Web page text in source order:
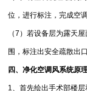
位，进行标注，完成空
（7）若设备层为露天
围，标注出安全疏散出口
四、净化空调风系统原
1、首先绘出手术部楼层